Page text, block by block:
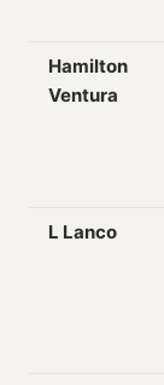
Hamilton
Ventura
L Lanco